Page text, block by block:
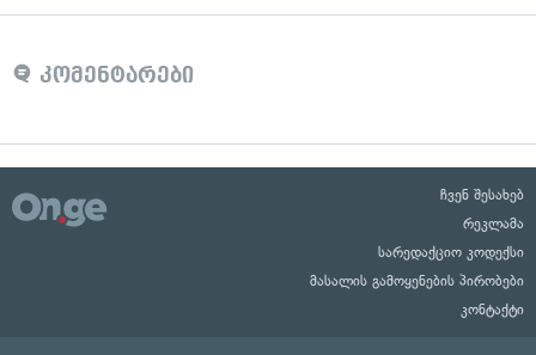
კომენტარები
ჩვენ შესახებ
რეკლამა
სარედაქციო კოდექსი
მასალის გამოყენების პირობები
კონტაქტი